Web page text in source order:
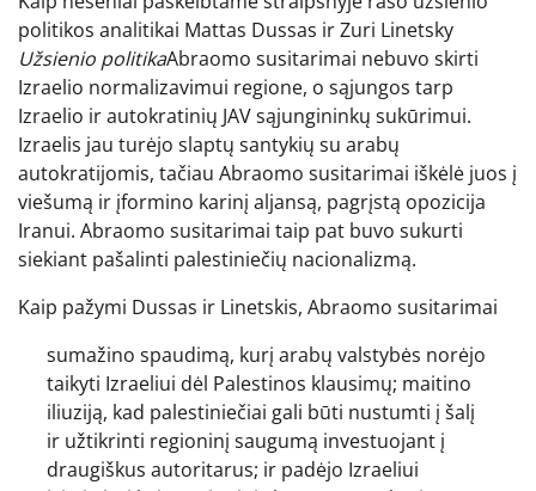
politikos analitikai Mattas Dussas ir Zuri Linetsky
Užsienio politikaAbraomo susitarimai nebuvo skirti
Izraelio normalizavimui regione, o sąjungos tarp
Izraelio ir autokratinių JAV sąjungininkų sukūrimui.
Izraelis jau turėjo slaptų santykių su arabų
autokratijomis, tačiau Abraomo susitarimai iškėlė juos į
viešumą ir įformino karinį aljansą, pagrįstą opozicija
Iranui. Abraomo susitarimai taip pat buvo sukurti
siekiant pašalinti palestiniečių nacionalizmą.
Kaip pažymi Dussas ir Linetskis, Abraomo susitarimai
sumažino spaudimą, kurį arabų valstybės norėjo
taikyti Izraeliui dėl Palestinos klausimų; maitino
iliuziją, kad palestiniečiai gali būti nustumti į šalį
ir užtikrinti regioninį saugumą investuojant į
draugiškus autoritarus; ir padėjo Izraeliui